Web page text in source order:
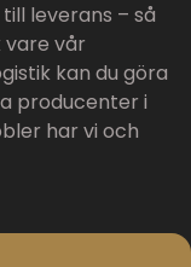
leverans – så
vare vår
kan du göra
producenter i
har vi och